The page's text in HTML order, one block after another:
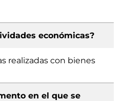
económicas?
realizadas con bienes
en el que se